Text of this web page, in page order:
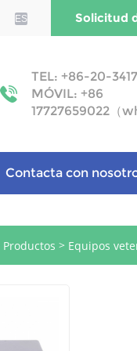
ES Solicitud
TEL: +86-20-
MÓVIL: +86
17727659022（
Contacta con
Productos > Equipos